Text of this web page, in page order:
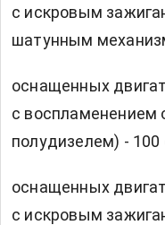
с искровым
шатунным
оснащенных
с воспламенением
полудизелем) - 100
оснащенных
с искровым